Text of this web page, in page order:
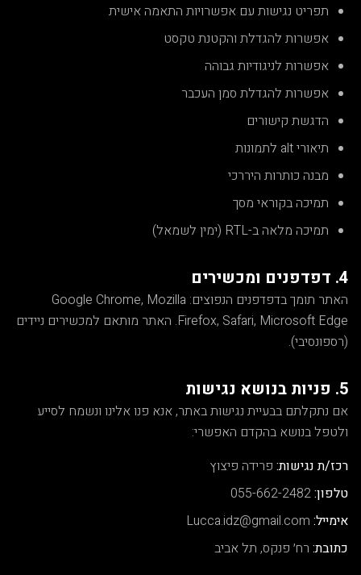
תפריט נגישות עם אפשרויות התאמה אישית
אפשרות להגדלת והקטנת טקסט
אפשרות לניגודיות גבוהה
אפשרות להגדלת סמן העכבר
הדגשת קישורים
תיאורי alt לתמונות
מבנה כותרות היררכי
תמיכה בקוראי מסך
תמיכה מלאה ב-RTL (ימין לשמאל)
4. דפדפנים ומכשירים
האתר תומך בדפדפנים הנפוצים: Google Chrome, Mozilla
Firefox, Safari, Microsoft Edge. האתר מותאם למכשירים ניידים
(רספונסיבי).
5. פניות בנושא נגישות
אם נתקלתם בבעיית נגישות באתר, אנא פנו אלינו ונשמח לסייע
ולטפל בנושא בהקדם האפשרי:
רכז/ת נגישות: פרידה פיצוץ
טלפון:
אימייל:
כתובת: רח׳ פנקס, תל אביב